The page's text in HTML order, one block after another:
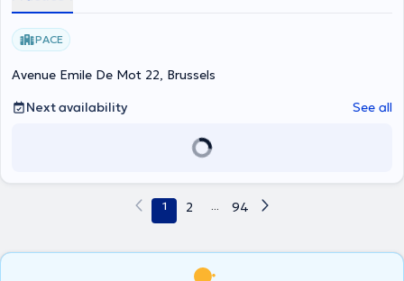
PACE
Avenue Emile De Mot 22, Brussels
Next availability
See all
1 2 ... 94